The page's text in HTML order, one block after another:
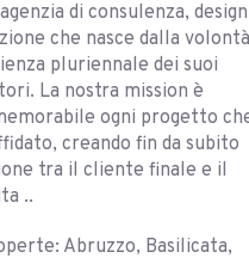
di consulenza,
che nasce dalla
pluriennale dei suoi
La nostra mission è
ogni progetto
creando fin da subito
tra il cliente finale e il
..
Abruzzo, Basilicata,